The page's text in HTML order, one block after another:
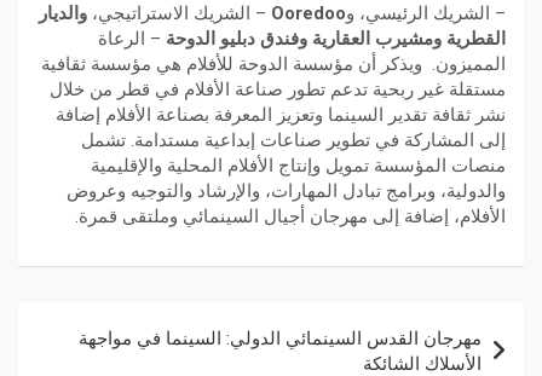
– الشريك الرئيسي، وOoredoo – الشريك الاستراتيجي، والديار
القطرية ومشيرب العقارية وفندق دبليو الدوحة – الرعاة
المميزون. ويذكر أن مؤسسة الدوحة للأفلام هي مؤسسة ثقافية
مستقلة غير ربحية تدعم تطور صناعة الأفلام في قطر من خلال
نشر ثقافة تقدير السينما وتعزيز المعرفة بصناعة الأفلام إضافة
إلى المشاركة في تطوير صناعات إبداعية مستدامة. تشمل
منصات المؤسسة تمويل وإنتاج الأفلام المحلية والإقليمية
والدولية، وبرامج تبادل المهارات، والإرشاد والتوجيه وعروض
الأفلام، إضافة إلى مهرجان أجيال السينمائي وملتقى قمرة.
مهرجان القدس السينمائي الدولي: السينما في مواجهة
الأسلاك الشائكة